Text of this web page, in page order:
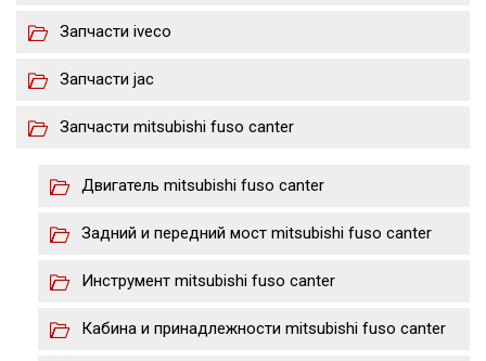
Запчасти iveco
Запчасти jac
Запчасти mitsubishi fuso canter
Двигатель mitsubishi fuso canter
Задний и передний мост mitsubishi fuso canter
Инструмент mitsubishi fuso canter
Кабина и принадлежности mitsubishi fuso canter